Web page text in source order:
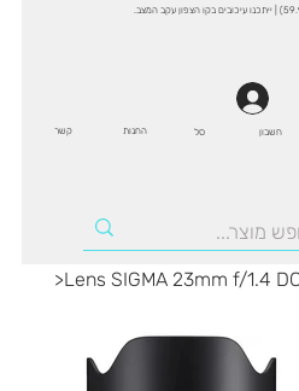
חשבון סל קשר החנות
>Lens SIGMA 23mm f/1.4